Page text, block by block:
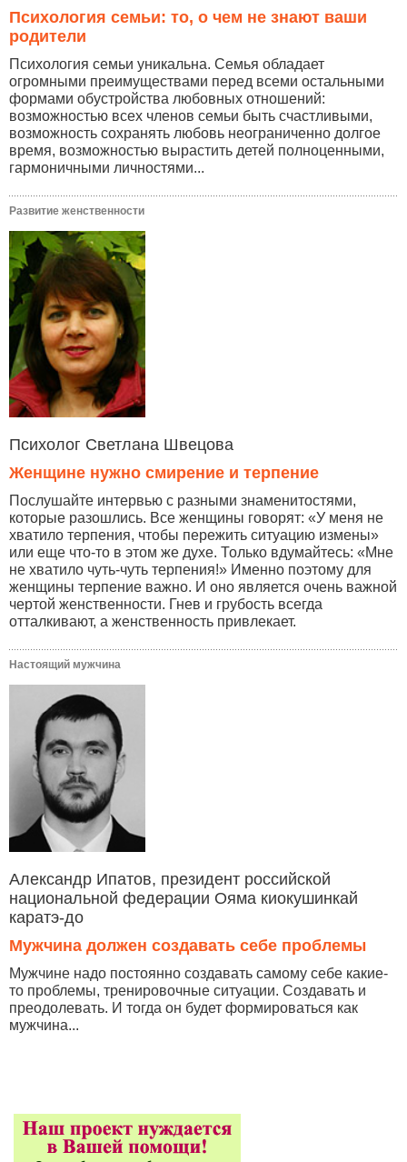
Психология семьи: то, о чем не знают ваши
родители
Психология семьи уникальна. Семья обладает
огромными преимуществами перед всеми остальными
формами обустройства любовных отношений:
возможностью всех членов семьи быть счастливыми,
возможность сохранять любовь неограниченно долгое
время, возможностью вырастить детей полноценными,
гармоничными личностями...
Развитие женственности
Психолог Светлана Швецова
Женщине нужно смирение и терпение
Послушайте интервью с разными знаменитостями,
которые разошлись. Все женщины говорят: «У меня не
хватило терпения, чтобы пережить ситуацию измены»
или еще что-то в этом же духе. Только вдумайтесь: «Мне
не хватило чуть-чуть терпения!» Именно поэтому для
женщины терпение важно. И оно является очень важной
чертой женственности. Гнев и грубость всегда
отталкивают, а женственность привлекает.
Настоящий мужчина
Александр Ипатов, президент российской
национальной федерации Ояма киокушинкай
каратэ-до
Мужчина должен создавать себе проблемы
Мужчине надо постоянно создавать самому себе какие-
то проблемы, тренировочные ситуации. Создавать и
преодолевать. И тогда он будет формироваться как
мужчина...